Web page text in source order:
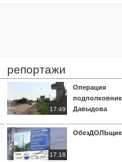
репортажи
17:49
Операция
Давыдова
17:18